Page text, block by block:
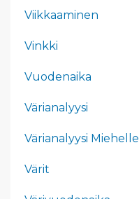
Viikkaaminen
Vinkki
Vuodenaika
Värianalyysi
Värianalyysi Miehelle
Värit